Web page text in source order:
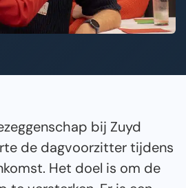
bij Zuyd
de dagvoorzitter tijdens
Het doel is om de